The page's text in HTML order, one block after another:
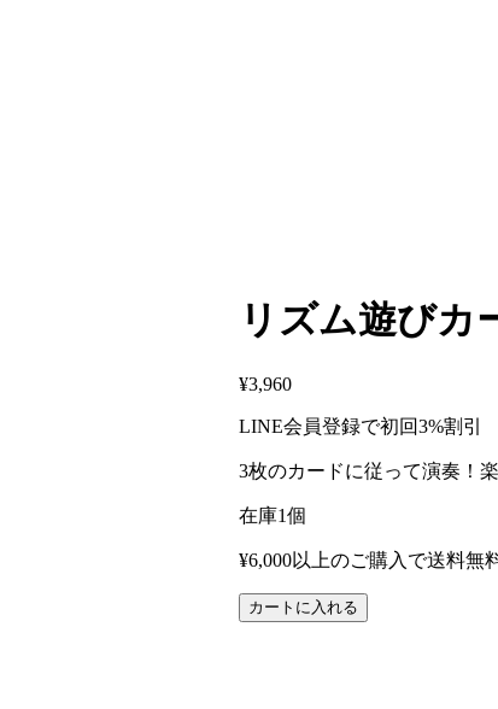
リズム遊びカ
¥3,960
LINE会員登録で初回3%割引
3枚のカードに従って演奏！
在庫1個
¥6,000以上のご購入で送料無
リ
ズ
カートに入れる